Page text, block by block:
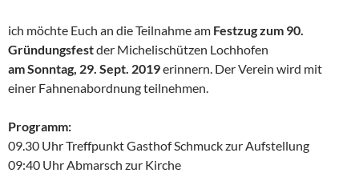
ich möchte Euch an die Teilnahme am Festzug zum 90.
Gründungsfestder Michelischützen Lochhofen
am Sonntag, 29. Sept. 2019erinnern. Der Verein wird mit
einer Fahnenabordnung teilnehmen.
Programm:
09.30 Uhr Treffpunkt Gasthof Schmuck zur Aufstellung
09:40 Uhr Abmarsch zur Kirche